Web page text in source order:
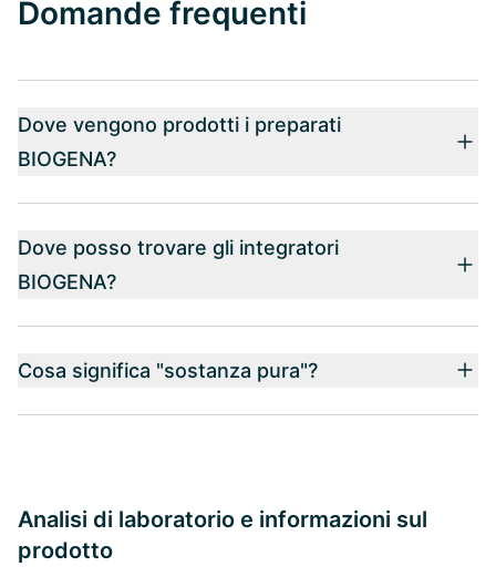
Domande frequenti
Dove vengono prodotti i preparati
BIOGENA?
Dove posso trovare gli integratori
BIOGENA?
Cosa significa "sostanza pura"?
Analisi di laboratorio e informazioni sul
prodotto